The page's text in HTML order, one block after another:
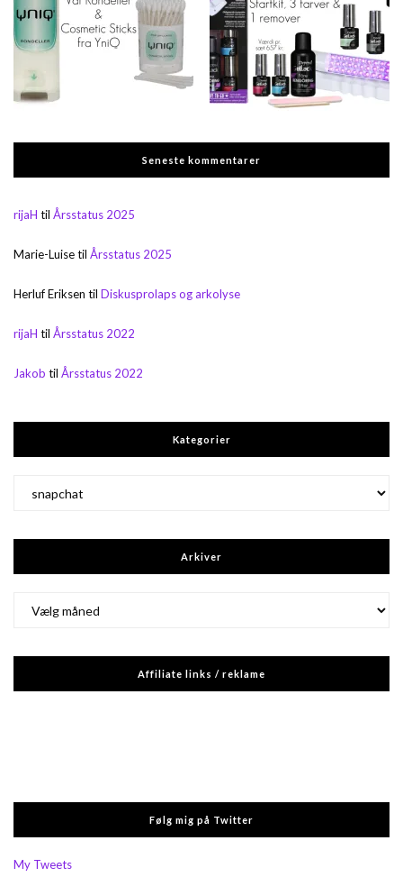
Seneste kommentarer
rijaH til Årsstatus 2025
Marie-Luisetil Årsstatus 2025
Herluf Eriksen til Diskusprolaps og arkolyse
rijaH til Årsstatus 2022
Jakob til Årsstatus 2022
Kategorier
Arkiver
Affiliate links / reklame
Følg mig på Twitter
My Tweets